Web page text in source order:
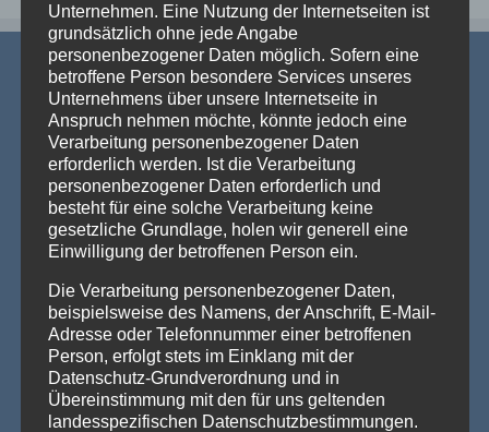
AKTUELLE NEWS
💡 Messehallen sind riesig, die Decken extrem hoch
– Wenn die Technik verschwindet und die Marken
Traversenhussen: Die elegante Lösung für technische Konstruktionen
Wer hier einen [...]Weiterlesen »
Vom Gentlemen’s Club zum Eventhighlight – wie
GALACTICA den Chesterfield-Look neu erfindet
Die Stehtischhusse GALACTICA im Chesterfield Style bringt
den ikonischen Gentlemen’s-Club-Charme [...]Weiterlesen »
Unternehmen. Eine Nutzung der Internetseiten ist
grundsätzlich ohne jede Angabe
personenbezogener Daten möglich. Sofern eine
betroffene Person besondere Services unseres
Unternehmens über unsere Internetseite in
Anspruch nehmen möchte, könnte jedoch eine
Verarbeitung personenbezogener Daten
erforderlich werden. Ist die Verarbeitung
personenbezogener Daten erforderlich und
besteht für eine solche Verarbeitung keine
gesetzliche Grundlage, holen wir generell eine
Einwilligung der betroffenen Person ein.
Die Verarbeitung personenbezogener Daten,
beispielsweise des Namens, der Anschrift, E-Mail-
Adresse oder Telefonnummer einer betroffenen
Person, erfolgt stets im Einklang mit der
Datenschutz-Grundverordnung und in
Übereinstimmung mit den für uns geltenden
landesspezifischen Datenschutzbestimmungen.